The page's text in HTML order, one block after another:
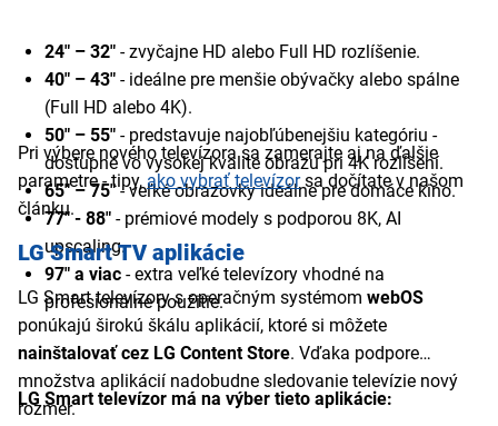
24" – 32" - zvyčajne HD alebo Full HD rozlíšenie.
40" – 43" - ideálne pre menšie obývačky alebo spálne
(Full HD alebo 4K).
50" – 55" - predstavuje najobľúbenejšiu kategóriu -
dostupné vo vysokej kvalite obrazu pri 4K rozlíšení.
65" – 75"- veľké obrazovky ideálne pre domáce kino.
77" - 88" - prémiové modely s podporou 8K, AI
upscaling.
97" a viac - extra veľké televízory vhodné na
profesionálne použitie.
Pri výbere nového televízora sa zamerajte aj na ďalšie
parametre - tipy, ako vybrať televízorsa dočítate v našom
článku.
LG Smart TV aplikácie
LG Smart televízory s operačným systémom webOS
ponúkajú širokú škálu aplikácií, ktoré si môžete
nainštalovať cez LG Content Store. Vďaka podpore
množstva aplikácií nadobudne sledovanie televízie nový
rozmer.
LG Smart televízor má na výber tieto aplikácie: